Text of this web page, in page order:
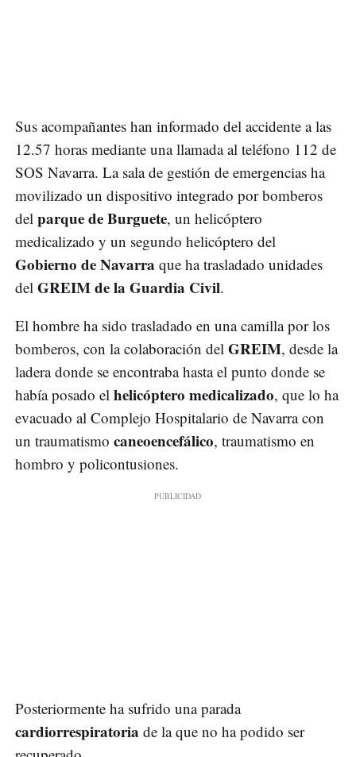
Sus acompañantes han informado del accidente a las
12.57 horas mediante una llamada al teléfono 112 de
SOS Navarra. La sala de gestión de emergencias ha
movilizado un dispositivo integrado por bomberos
del parque de Burguete, un helicóptero
medicalizado y un segundo helicóptero del
Gobierno de Navarra que ha trasladado unidades
del GREIM de la Guardia Civil.
El hombre ha sido trasladado en una camilla por los
bomberos, con la colaboración del GREIM, desde la
ladera donde se encontraba hasta el punto donde se
había posado el helicóptero medicalizado, que lo ha
evacuado al Complejo Hospitalario de Navarra con
un traumatismo caneoencefálico, traumatismo en
hombro y policontusiones.
Posteriormente ha sufrido una parada
cardiorrespiratoria de la que no ha podido ser